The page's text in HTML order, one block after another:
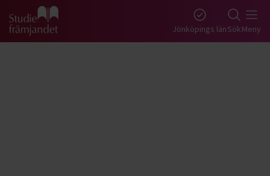
Gå till studiefrämjandets startsida Jönköpings länSökMeny